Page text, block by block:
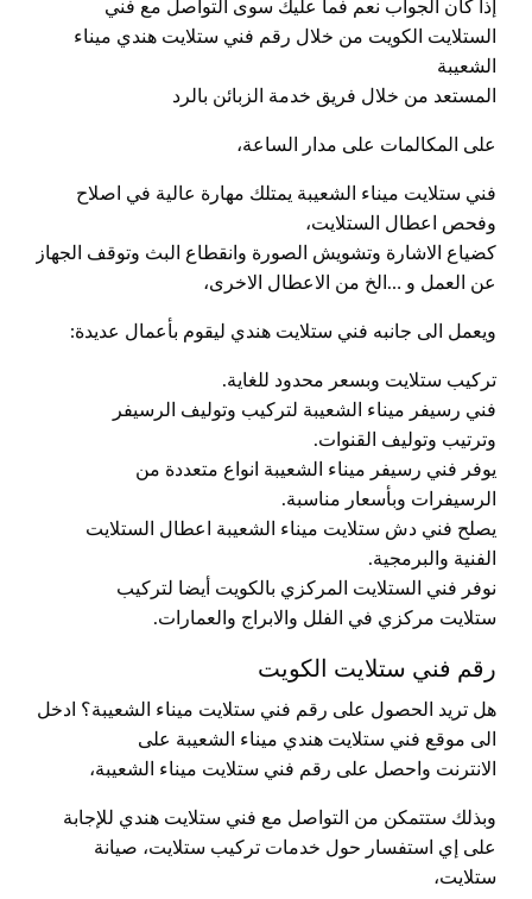
إذا كان الجواب نعم فما عليك سوى التواصل مع فني
الستلايت الكويت من خلال رقم فني ستلايت هندي ميناء
الشعيبة
المستعد من خلال فريق خدمة الزبائن بالرد
على المكالمات على مدار الساعة،
فني ستلايت ميناء الشعيبة يمتلك مهارة عالية في اصلاح
وفحص اعطال الستلايت،
كضياع الاشارة وتشويش الصورة وانقطاع البث وتوقف الجهاز
عن العمل و …الخ من الاعطال الاخرى،
ويعمل الى جانبه فني ستلايت هندي ليقوم بأعمال عديدة:
تركيب ستلايت وبسعر محدود للغاية.
فني رسيفر ميناء الشعيبة لتركيب وتوليف الرسيفر
وترتيب وتوليف القنوات.
يوفر فني رسيفر ميناء الشعيبة انواع متعددة من
الرسيفرات وبأسعار مناسبة.
يصلح فني دش ستلايت ميناء الشعيبة اعطال الستلايت
الفنية والبرمجية.
نوفر فني الستلايت المركزي بالكويت أيضا لتركيب
ستلايت مركزي في الفلل والابراج والعمارات.
رقم فني ستلايت الكويت
هل تريد الحصول على رقم فني ستلايت ميناء الشعيبة؟ ادخل
الى موقع فني ستلايت هندي ميناء الشعيبة على
الانترنت واحصل على رقم فني ستلايت ميناء الشعيبة،
وبذلك ستتمكن من التواصل مع فني ستلايت هندي للإجابة
على إي استفسار حول خدمات تركيب ستلايت، صيانة
ستلايت،